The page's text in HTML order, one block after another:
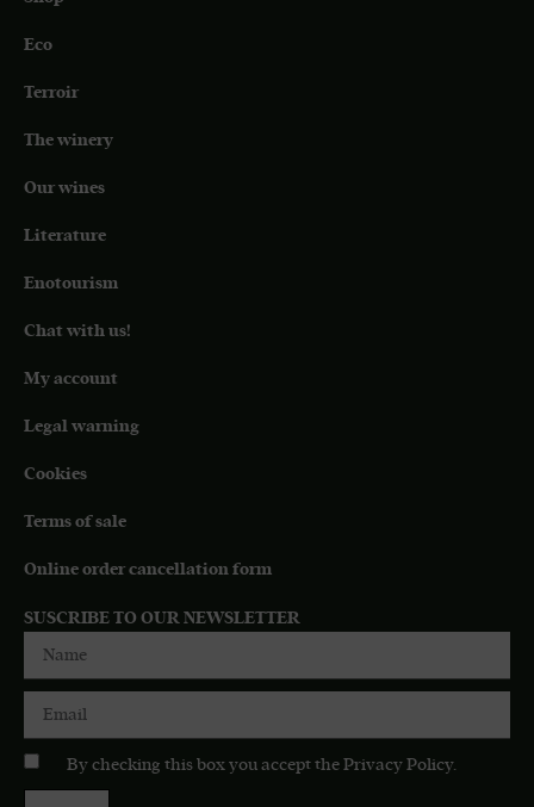
Eco
Terroir
The winery
Our wines
Literature
Enotourism
Chat with us!
My account
Legal warning
Cookies
Terms of sale
Online order cancellation form
SUSCRIBE TO OUR NEWSLETTER
By checking this box you accept the Privacy Policy.